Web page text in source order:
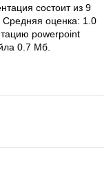
состоит из 9
Средняя оценка: 1.0
powerpoint
0.7 Мб.